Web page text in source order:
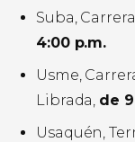
Suba, Carrera
4:00 p.m.
Usme,
Librada, de
Usaquén,